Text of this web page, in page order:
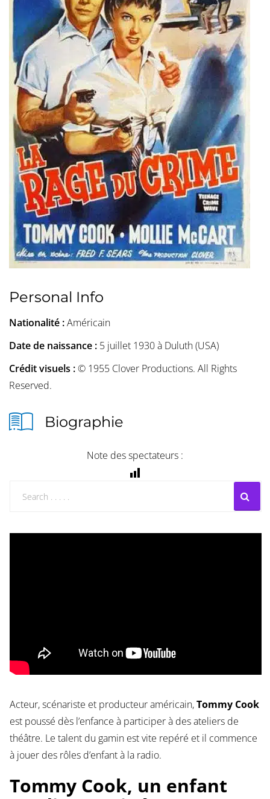
Personal Info
Nationalité :Américain
Date de naissance : 5 juillet 1930 à Duluth (USA)
Crédit visuels :© 1955 Clover Productions. All Rights
Reserved.
Biographie
Note des spectateurs :
Acteur, scénariste et producteur américain,Tommy Cook
est poussé dès l’enfance à participer à des ateliers de
théâtre. Le talent du gamin est vite repéré et il commence
à jouer des rôles d’enfant à la radio.
Tommy Cook, un enfant